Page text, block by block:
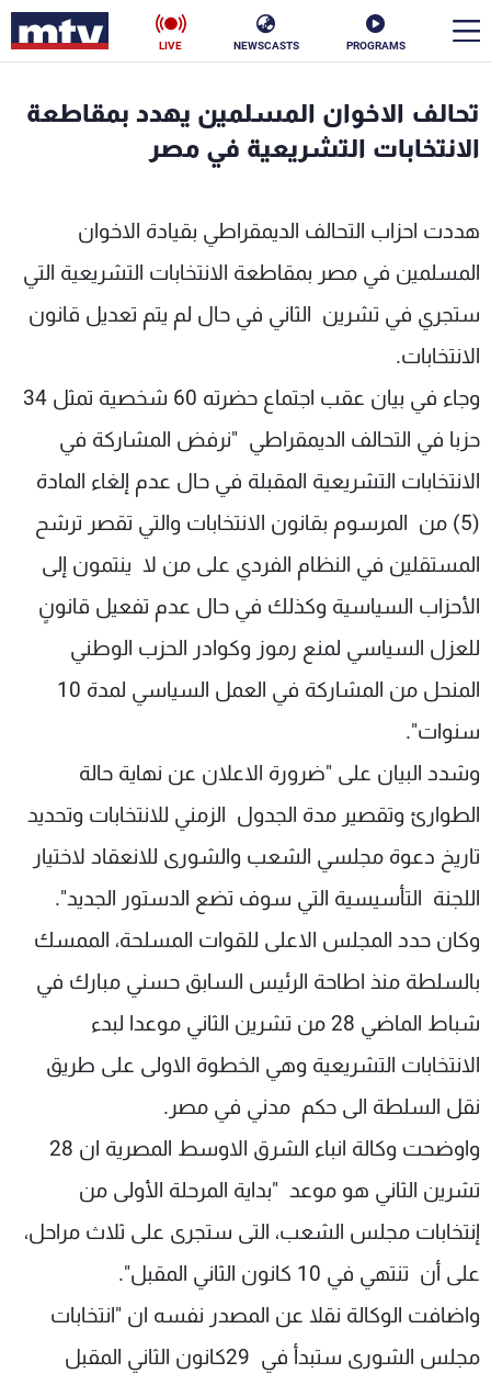
PROGRAMS
NEWSCASTS
LIVE
تحالف الاخوان المسلمين يهدد بمقاطعة
الانتخابات التشريعية في مصر
هددت احزاب التحالف الديمقراطي بقيادة الاخوان
المسلمين في مصر بمقاطعة الانتخابات التشريعية التي
ستجري في تشرين الثاني في حال لم يتم تعديل قانون
الانتخابات.
وجاء في بيان عقب اجتماع حضرته 60 شخصية تمثل 34
حزبا في التحالف الديمقراطي "نرفض المشاركة في
الانتخابات التشريعية المقبلة في حال عدم إلغاء المادة
(5) من المرسوم بقانون الانتخابات والتي تقصر ترشح
المستقلين في النظام الفردي على من لا ينتمون إلى
الأحزاب السياسية وكذلك في حال عدم تفعيل قانونٍ
للعزل السياسي لمنع رموز وكوادر الحزب الوطني
المنحل من المشاركة في العمل السياسي لمدة 10
سنوات".
وشدد البيان على "ضرورة الاعلان عن نهاية حالة
الطوارئ وتقصير مدة الجدول الزمني للانتخابات وتحديد
تاريخ دعوة مجلسي الشعب والشورى للانعقاد لاختيار
اللجنة التأسيسية التي سوف تضع الدستور الجديد".
وكان حدد المجلس الاعلى للقوات المسلحة، الممسك
بالسلطة منذ اطاحة الرئيس السابق حسني مبارك في
شباط الماضي 28 من تشرين الثاني موعدا لبدء
الانتخابات التشريعية وهي الخطوة الاولى على طريق
نقل السلطة الى حكم مدني في مصر.
واوضحت وكالة انباء الشرق الاوسط المصرية ان 28
تشرين الثاني هو موعد "بداية المرحلة الأولى من
إنتخابات مجلس الشعب، التى ستجرى على ثلاث مراحل،
على أن تنتهي في 10 كانون الثاني المقبل".
واضافت الوكالة نقلا عن المصدر نفسه ان "انتخابات
مجلس الشورى ستبدأ في 29كانون الثاني المقبل
الأخبار
فن
منوعات رياضة
كأس العالم
البرامج
جدول البرامج
شاهد البرامج
عن MTV
الإنـتـاج
لاعلاناتكم
وظائف
تواصل معنا
شروط الإسـتخدام
سياسة الخصوصية